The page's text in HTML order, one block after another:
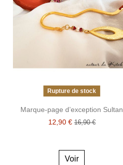
Rupture de stock
Marque-page d’exception Sultan
12,90 €16,90 €
Voir